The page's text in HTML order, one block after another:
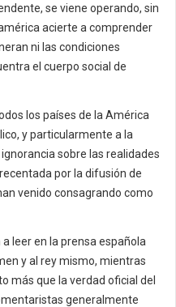
se viene operando, sin
acierte a comprender
ni las condiciones
el cuerpo social de
los países de la América
y particularmente a la
sobre las realidades
por la difusión de
venido consagrando como
leer en la prensa española
y al rey mismo, mientras
más que la verdad oficial del
generalmente